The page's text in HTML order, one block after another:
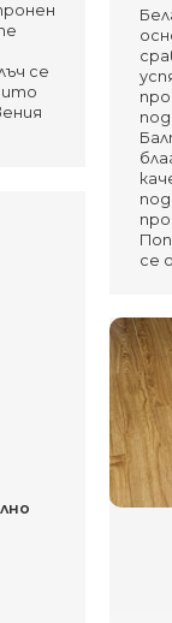
се
се